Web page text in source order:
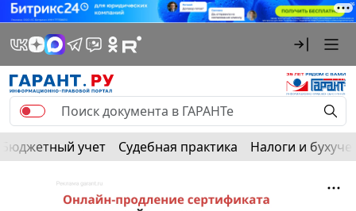
Бюджетный учет Судебная практика Налоги и